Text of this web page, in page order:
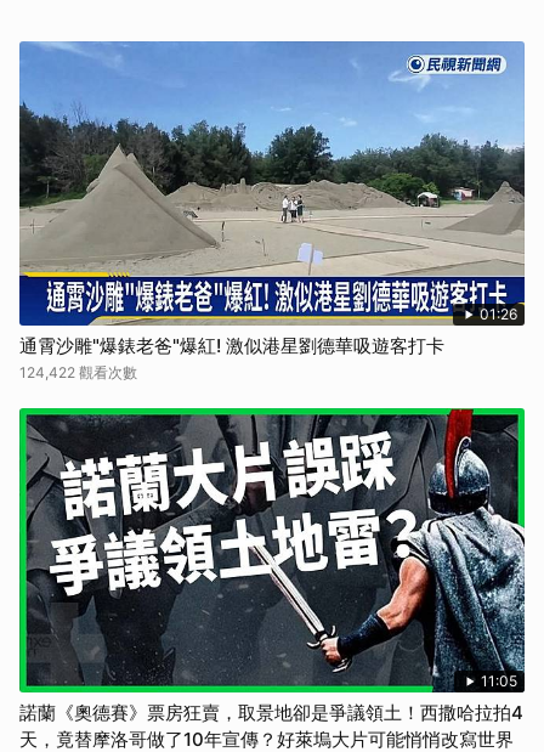
01:26
通霄沙雕"爆錶老爸"爆紅! 激似港星劉德華吸遊客打卡
124,422 觀看次數
11:05
諾蘭《奧德賽》票房狂賣，取景地卻是爭議領土！西撒哈拉拍4
天，竟替摩洛哥做了10年宣傳？好萊塢大片可能悄悄改寫世界